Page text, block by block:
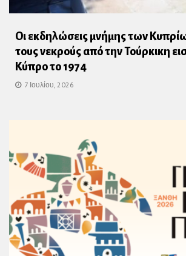
Οι εκδηλώσεις μνήμης των
τους νεκρούς από την Τούρκικη
Κύπρο το 1974
7 Ιουλίου, 2026